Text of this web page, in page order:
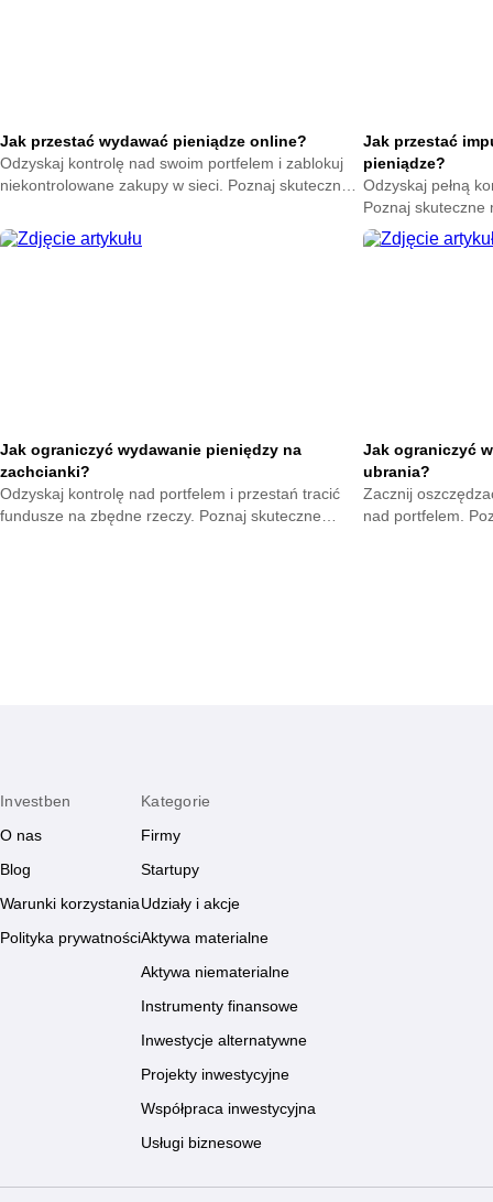
Jak przestać wydawać pieniądze online?
Odzyskaj kontrolę nad swoim portfelem i zablokuj
niekontrolowane zakupy w sieci. Poznaj skuteczne
przycisku kup teraz.
Jak przestać
pieniądze?
Odzyskaj pełną
Poznaj skuteczne
nagłych
oszczędności już
Jak ograniczyć wydawanie pieniędzy na
zachcianki?
Odzyskaj kontrolę nad portfelem i przestań tracić
fundusze na zbędne rzeczy. Poznaj skuteczne
Jak ograniczyć
ubrania?
Zacznij
nad portfelem.
Investben
O nas
Blog
Warunki korzystania
Polityka prywatności
Kategorie
Firmy
Startupy
Udziały i akcje
Aktywa materialne
Aktywa niematerialne
Instrumenty finansowe
Inwestycje alternatywne
Projekty inwestycyjne
Współpraca inwestycyjna
Usługi biznesowe